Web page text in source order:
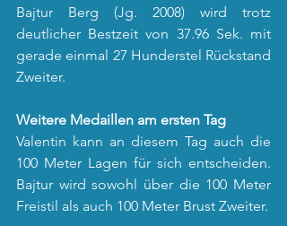
Bajtur Berg (Jg. 2008) wird trotz
deutlicher Bestzeit von 37.96 Sek. mit
gerade einmal 27 Hunderstel Rückstand
Zweiter.
Weitere Medaillen am ersten Tag
Valentin kann an diesem Tag auch die
100 Meter Lagen für sich entscheiden.
Bajtur wird sowohl über die 100 Meter